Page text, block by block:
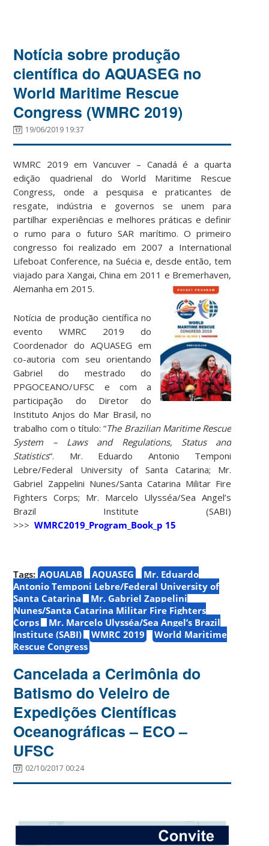
Notícia sobre produção
científica do AQUASEG no
World Maritime Rescue
Congress (WMRC 2019)
19/06/2019 19:37
WMRC 2019 em Vancuver – Canadá é a quarta
edição quadrienal do World Maritime Rescue
Congress, onde a pesquisa e praticantes de
resgate, indústria e governos se unem para
partilhar experiências e melhores práticas e definir
o rumo para o futuro SAR marítimo. O primeiro
congresso foi realizado em 2007 a International
Lifeboat Conference, na Suécia e, desde então, tem
viajado para Xangai, China em 2011 e Bremerhaven,
Alemanha em 2015.
Notícia de produção científica no
evento WMRC 2019 do
Coordenador do AQUASEG em
co-autoria com seu orientando
Gabriel do mestrado do
PPGOCEANO/UFSC e com a
participação do Diretor do
Instituto Anjos do Mar Brasil, no
trabalho com o título: “The Brazilian Maritime Rescue
System – Laws and Regulations, Status and
Statistics“. Mr. Eduardo Antonio Temponi
Lebre/Federal University of Santa Catarina; Mr.
Gabriel Zappelini Nunes/Santa Catarina Militar Fire
Fighters Corps; Mr. Marcelo Ulysséa/Sea Angel’s
Brazil Institute (SABI)
>>>WMRC2019_Program_Book_p 15
Tags: AQUALAB AQUASEG
Mr. Eduardo
Antonio Temponi Lebre/Federal University of
Santa Catarina
Mr. Gabriel Zappelini
Nunes/Santa Catarina Militar Fire Fighters
Corps
Mr. Marcelo Ulysséa/Sea Angel’s Brazil
Institute (SABI)
WMRC 2019
World Maritime
Rescue Congress
Cancelada a Cerimônia do
Batismo do Veleiro de
Expedições Científicas
Oceanográficas – ECO –
UFSC
02/10/2017 00:24